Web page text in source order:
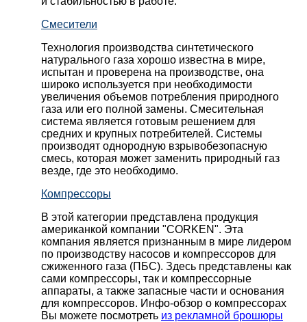
Смесители
Технология производства синтетического
натурального газа хорошо известна в мире,
испытан и проверена на производстве, она
широко используется при необходимости
увеличения объемов потребления природного
газа или его полной замены. Смесительная
система является готовым решением для
средних и крупных потребителей. Системы
производят однородную взрывобезопасную
смесь, которая может заменить природный газ
везде, где это необходимо.
Компрессоры
В этой категории представлена продукция
американкой компании "CORKEN". Эта
компания является признанным в мире лидером
по производству насосов и компрессоров для
сжиженного газа (ПБС). Здесь представлены как
сами компрессоры, так и компрессорные
аппараты, а также запасные части и основания
для компрессоров. Инфо-обзор о компрессорах
Вы можете посмотреть из рекламной брошюры